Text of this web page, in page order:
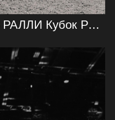
BF TECH — 2023 РАЛЛИ Кубок России